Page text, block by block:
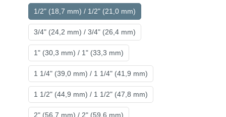
1/2" (18,7 mm) / 1/2" (21,0 mm)
3/4" (24,2 mm) / 3/4" (26,4 mm)
1" (30,3 mm) / 1" (33,3 mm)
1 1/4" (39,0 mm) / 1 1/4" (41,9 mm)
1 1/2" (44,9 mm) / 1 1/2" (47,8 mm)
2" (56,7 mm) / 2" (59,6 mm)